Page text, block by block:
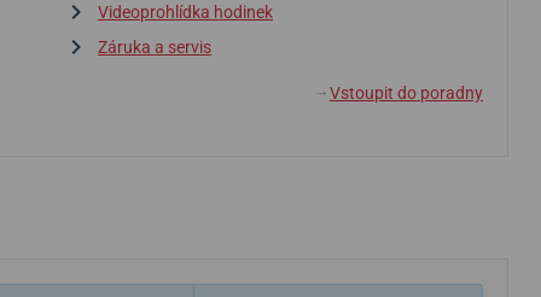
Videoprohlídka hodinek
Záruka a servis
↓ Vstoupit do poradny